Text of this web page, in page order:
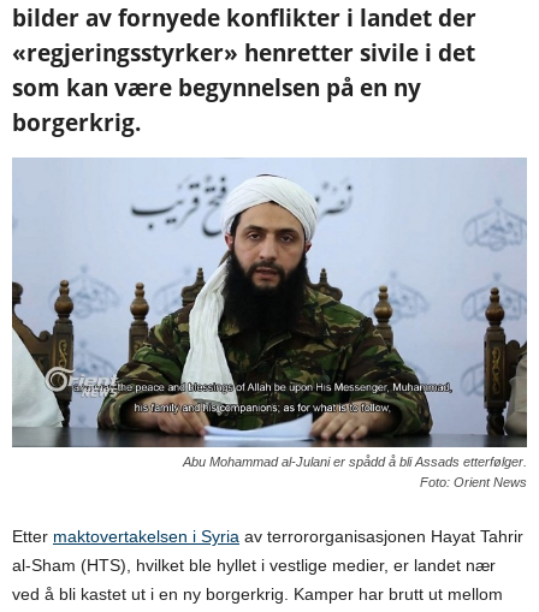
bilder av fornyede konflikter i landet der
«regjeringsstyrker» henretter sivile i det
som kan være begynnelsen på en ny
borgerkrig.
Abu Mohammad al-Julani er spådd å bli Assads etterfølger.
Foto: Orient News
Etter maktovertakelsen i Syria av terrororganisasjonen Hayat Tahrir
al-Sham (HTS), hvilket ble hyllet i vestlige medier, er landet nær
ved å bli kastet ut i en ny borgerkrig. Kamper har brutt ut mellom